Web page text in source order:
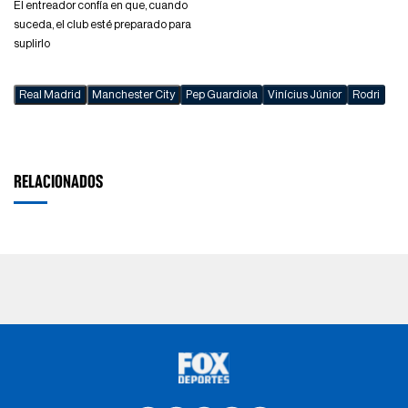
El entreador confía en que, cuando
suceda, el club esté preparado para
suplirlo
Real Madrid Manchester City Pep Guardiola Vinícius Júnior Rodri
RELACIONADOS